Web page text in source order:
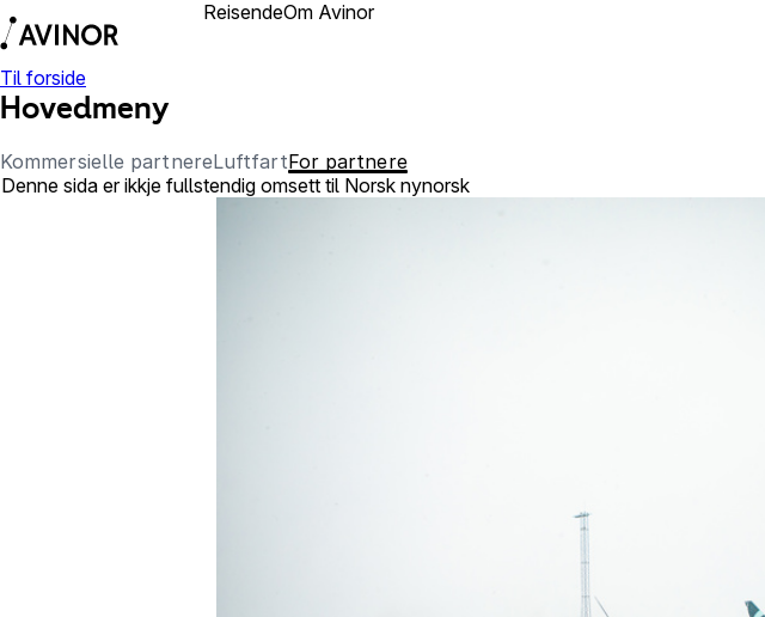
Til forside
ReisendeOm AvinorForretningspartner
Hovedmeny
Kommersielle partnereLuftfartFor partnere
Denne sida er ikkje fullstendig omsett til Norsk nynorsk